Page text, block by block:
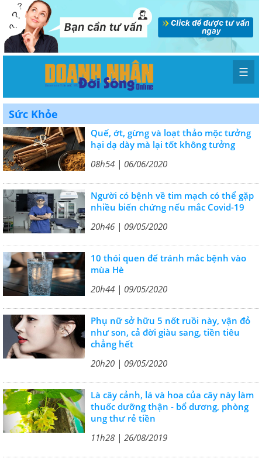
☰
Sức Khỏe
Quế, ớt, gừng và loạt thảo mộc tưởng
hại dạ dày mà lại tốt không tưởng
08h54 | 06/06/2020
Người có bệnh về tim mạch có thể gặp
nhiều biến chứng nếu mắc Covid-19
20h46 | 09/05/2020
10 thói quen để tránh mắc bệnh vào
mùa Hè
20h44 | 09/05/2020
Phụ nữ sở hữu 5 nốt ruồi này, vận đỏ
như son, cả đời giàu sang, tiền tiêu
chẳng hết
20h20 | 09/05/2020
Là cây cảnh, lá và hoa của cây này làm
thuốc dưỡng thận - bổ dương, phòng
ung thư rẻ tiền
11h28 | 26/08/2019